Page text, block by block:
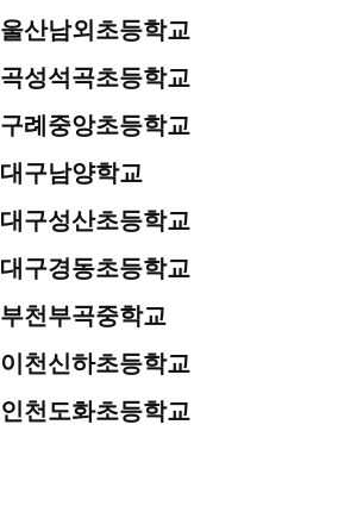
울산남외초등학교
곡성석곡초등학교
구례중앙초등학교
대구남양학교
대구성산초등학교
대구경동초등학교
부천부곡중학교
이천신하초등학교
인천도화초등학교